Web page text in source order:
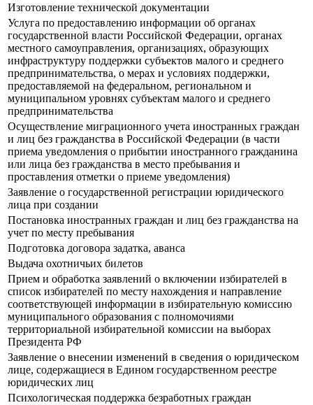
Изготовление технической документации
Услуга по предоставлению информации об органах
государственной власти Российской Федерации, органах
местного самоуправления, организациях, образующих
инфраструктуру поддержки субъектов малого и среднего
предпринимательства, о мерах и условиях поддержки,
предоставляемой на федеральном, региональном и
муниципальном уровнях субъектам малого и среднего
предпринимательства
Осуществление миграционного учета иностранных граждан
и лиц без гражданства в Российской Федерации (в части
приема уведомления о прибытии иностранного гражданина
или лица без гражданства в место пребывания и
проставления отметки о приеме уведомления)
Заявление о государственной регистрации юридического
лица при создании
Постановка иностранных граждан и лиц без гражданства на
учет по месту пребывания
Подготовка договора задатка, аванса
Выдача охотничьих билетов
Прием и обработка заявлений о включении избирателей в
список избирателей по месту нахождения и направление
соответствующей информации в избирательную комиссию
муниципального образования с полномочиями
территориальной избирательной комиссии на выборах
Президента РФ
Заявление о внесении изменений в сведения о юридическом
лице, содержащиеся в Едином государственном реестре
юридических лиц
Психологическая поддержка безработных граждан